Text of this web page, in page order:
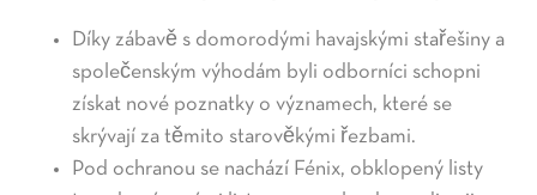
Díky zábavě s domorodými havajskými stařešiny a
společenským výhodám byli odborníci schopni
získat nové poznatky o významech, které se
skrývají za těmito starověkými řezbami.
Pod ochranou se nachází Fénix, obklopený listy